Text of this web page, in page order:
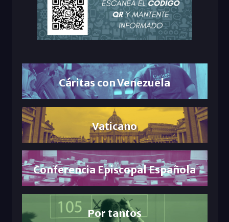
Cáritas con Venezuela
Vaticano
Conferencia Episcopal Española
Por tantos